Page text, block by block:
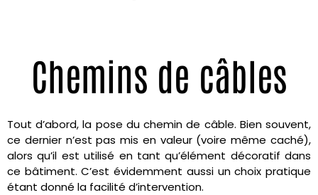
Chemins de câbles
Tout d’abord, la pose du chemin de câble. Bien souvent,
ce dernier n’est pas mis en valeur (voire même caché),
alors qu’il est utilisé en tant qu’élément décoratif dans
ce bâtiment. C’est évidemment aussi un choix pratique
étant donné la facilité d’intervention.